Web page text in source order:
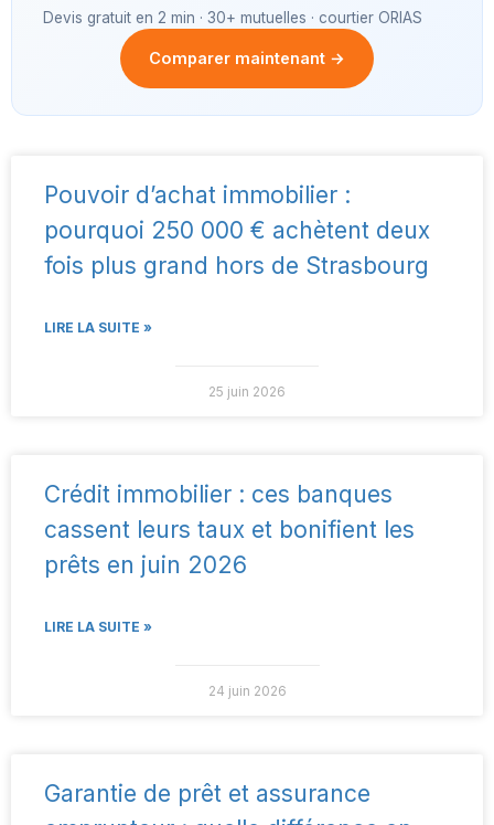
Devis gratuit en 2 min · 30+ mutuelles · courtier ORIAS
Comparer maintenant →
Pouvoir d’achat immobilier :
pourquoi 250 000 € achètent deux
fois plus grand hors de Strasbourg
LIRE LA SUITE »
25 juin 2026
Crédit immobilier : ces banques
cassent leurs taux et bonifient les
prêts en juin 2026
LIRE LA SUITE »
24 juin 2026
Garantie de prêt et assurance